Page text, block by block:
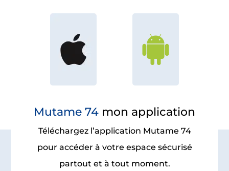
Mutame 74 mon application
Téléchargez l’application Mutame 74
pour accéder à votre espace sécurisé
partout et à tout moment.